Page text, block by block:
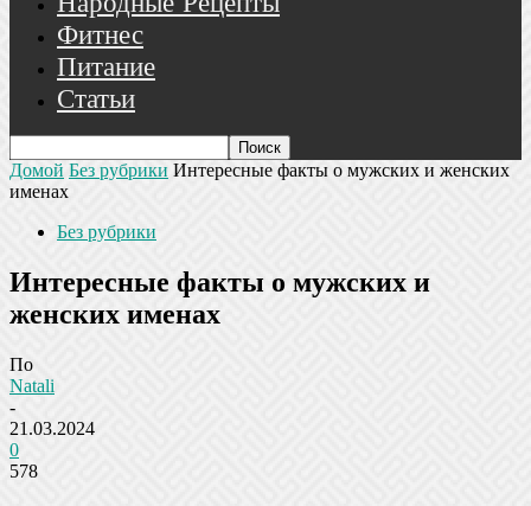
Фитнес
Питание
Статьи
Домой Без рубрики Интересные факты о мужских и женских
именах
Без рубрики
Интересные факты о мужских и
женских именах
По
Natali
-
21.03.2024
0
578